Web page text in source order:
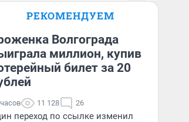
РЕКОМЕНДУЕМ
Волгограда
миллион, купив
билет за 20
11 128 26
переход по ссылке изменил